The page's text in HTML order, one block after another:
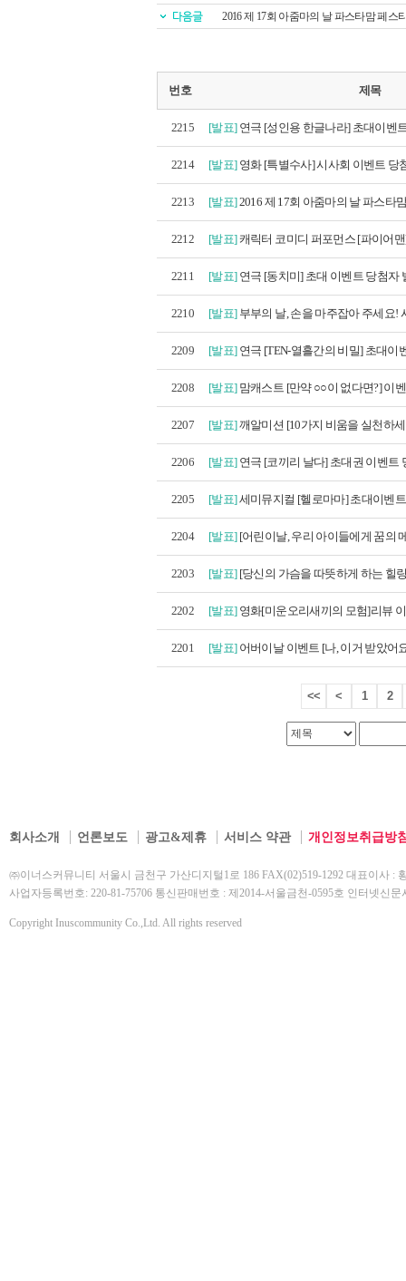
2016 제 17회 아줌마의 날 파스타맘 페스
번호 제목
2215 [발표] 연극 [성인용 한글나라] 초대이벤
2214 [발표] 영화 [특별수사] 시사회 이벤트 당
2213 [발표]2016 제 17회 아줌마의 날 파스타
2212 [발표]캐릭터 코미디 퍼포먼스 [파이어
2211 [발표] 연극 [동치미] 초대 이벤트 당첨자
2210 [발표] 부부의 날, 손을 마주잡아 주세요!
2209 [발표] 연극 [TEN-열흘간의 비밀] 초대이
2208 [발표] 맘캐스트 [만약 ○○이 없다면?] 이
2207 [발표]깨알미션 [10가지 비움을 실천하
2206 [발표] 연극 [코끼리 날다] 초대권 이벤트
2205 [발표]세미뮤지컬 [헬로마마] 초대이벤
2204 [발표] [어린이날, 우리 아이들에게 꿈의
2203 [발표] [당신의 가슴을 따뜻하게 하는 힐
2202 [발표] 영화[미운오리새끼의 모험]리뷰
2201 [발표] 어버이날 이벤트 [나, 이거 받았어
<< < 1 2